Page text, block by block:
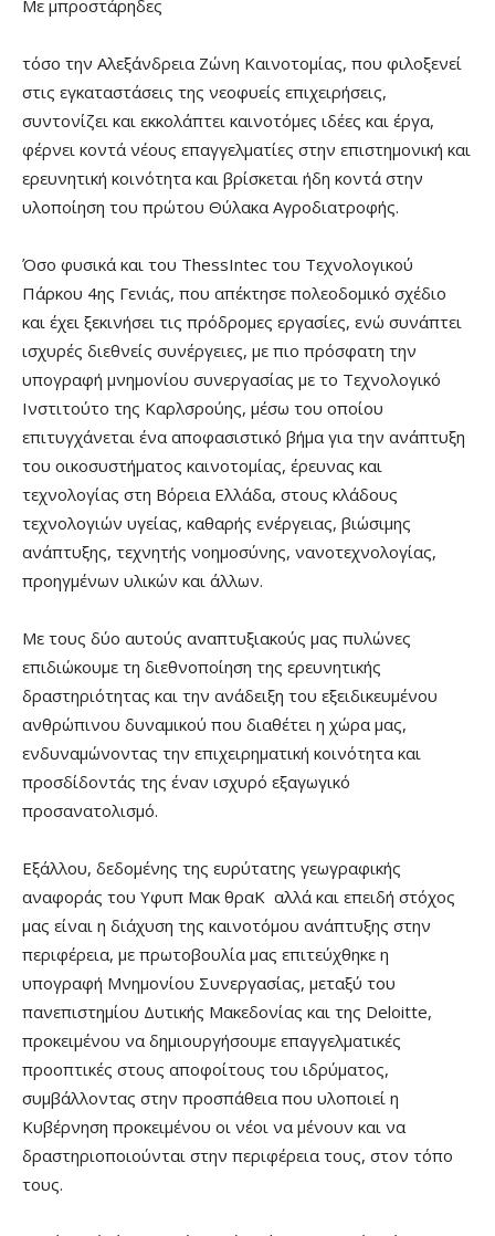
Με μπροστάρηδες
τόσο την Αλεξάνδρεια Ζώνη Καινοτομίας, που φιλοξενεί
στις εγκαταστάσεις της νεοφυείς επιχειρήσεις,
συντονίζει και εκκολάπτει καινοτόμες ιδέες και έργα,
φέρνει κοντά νέους επαγγελματίες στην επιστημονική και
ερευνητική κοινότητα και βρίσκεται ήδη κοντά στην
υλοποίηση του πρώτου Θύλακα Αγροδιατροφής.
Όσο φυσικά και του ThessIntec του Τεχνολογικού
Πάρκου 4ης Γενιάς, που απέκτησε πολεοδομικό σχέδιο
και έχει ξεκινήσει τις πρόδρομες εργασίες, ενώ συνάπτει
ισχυρές διεθνείς συνέργειες, με πιο πρόσφατη την
υπογραφή μνημονίου συνεργασίας με το Τεχνολογικό
Ινστιτούτο της Καρλσρούης, μέσω του οποίου
επιτυγχάνεται ένα αποφασιστικό βήμα για την ανάπτυξη
του οικοσυστήματος καινοτομίας, έρευνας και
τεχνολογίας στη Βόρεια Ελλάδα, στους κλάδους
τεχνολογιών υγείας, καθαρής ενέργειας, βιώσιμης
ανάπτυξης, τεχνητής νοημοσύνης, νανοτεχνολογίας,
προηγμένων υλικών και άλλων.
Με τους δύο αυτούς αναπτυξιακούς μας πυλώνες
επιδιώκουμε τη διεθνοποίηση της ερευνητικής
δραστηριότητας και την ανάδειξη του εξειδικευμένου
ανθρώπινου δυναμικού που διαθέτει η χώρα μας,
ενδυναμώνοντας την επιχειρηματική κοινότητα και
προσδίδοντάς της έναν ισχυρό εξαγωγικό
προσανατολισμό.
Εξάλλου, δεδομένης της ευρύτατης γεωγραφικής
αναφοράς του Υφυπ Μακ θραΚ αλλά και επειδή στόχος
μας είναι η διάχυση της καινοτόμου ανάπτυξης στην
περιφέρεια, με πρωτοβουλία μας επιτεύχθηκε η
υπογραφή Μνημονίου Συνεργασίας, μεταξύ του
πανεπιστημίου Δυτικής Μακεδονίας και της Deloitte,
προκειμένου να δημιουργήσουμε επαγγελματικές
προοπτικές στους αποφοίτους του ιδρύματος,
συμβάλλοντας στην προσπάθεια που υλοποιεί η
Κυβέρνηση προκειμένου οι νέοι να μένουν και να
δραστηριοποιούνται στην περιφέρεια τους, στον τόπο
τους.